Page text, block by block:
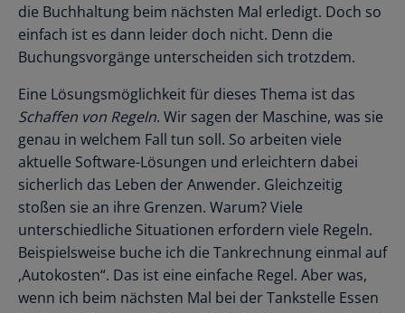
die Buchhaltung beim nächsten Mal erledigt. Doch so
einfach ist es dann leider doch nicht. Denn die
Buchungsvorgänge unterscheiden sich trotzdem.
Eine Lösungsmöglichkeit für dieses Thema ist das
Schaffen von Regeln. Wir sagen der Maschine, was sie
genau in welchem Fall tun soll. So arbeiten viele
aktuelle Software-Lösungen und erleichtern dabei
sicherlich das Leben der Anwender. Gleichzeitig
stoßen sie an ihre Grenzen. Warum? Viele
unterschiedliche Situationen erfordern viele Regeln.
Beispielsweise buche ich die Tankrechnung einmal auf
‚Autokosten“. Das ist eine einfache Regel. Aber was,
wenn ich beim nächsten Mal bei der Tankstelle Essen